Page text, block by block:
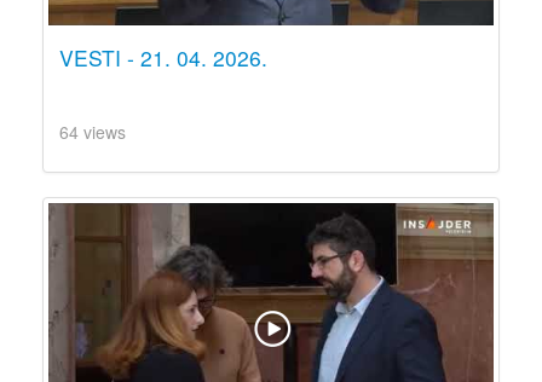
VESTI - 21. 04. 2026.
64 views